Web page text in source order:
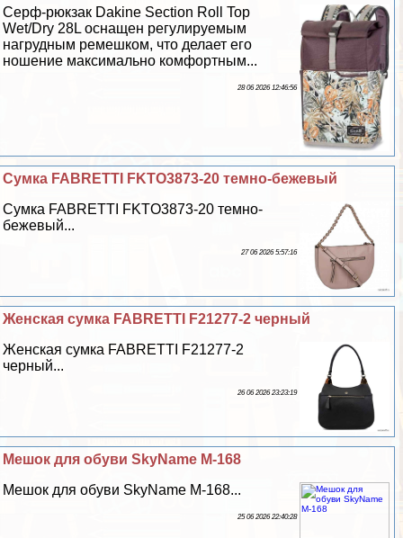
Серф-рюкзак Dakine Section Roll Top
Wet/Dry 28L оснащен регулируемым
нагрудным ремешком, что делает его
ношение максимально комфортным...
28 06 2026 12:46:56
Сумка FABRETTI FKTO3873-20 темно-бежевый
Сумка FABRETTI FKTO3873-20 темно-
бежевый...
27 06 2026 5:57:16
Женская сумка FABRETTI F21277-2 черный
Женская сумка FABRETTI F21277-2
черный...
26 06 2026 23:23:19
Мешок для обуви SkyName M-168
Мешок для обуви SkyName M-168...
25 06 2026 22:40:28